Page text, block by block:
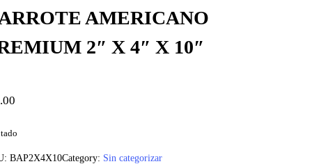
AMERICANO
2″ X 4″ X 10″
BAP2X4X10Category: Sin categorizar